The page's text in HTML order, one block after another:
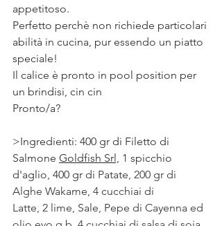
appetitoso. ⠀
Perfetto perchè non richiede particolari
abilità in cucina, pur essendo un piatto
speciale! ⠀
Il calice è pronto in pool position per
un brindisi, cin cin
Pronto/a?
>Ingredienti: 400 gr di Filetto di
Salmone Goldfish Srl, 1 spicchio
d'aglio, 400 gr di Patate, 200 gr di
Alghe Wakame, 4 cucchiai di
Latte, 2 lime, Sale, Pepe di Cayenna ed